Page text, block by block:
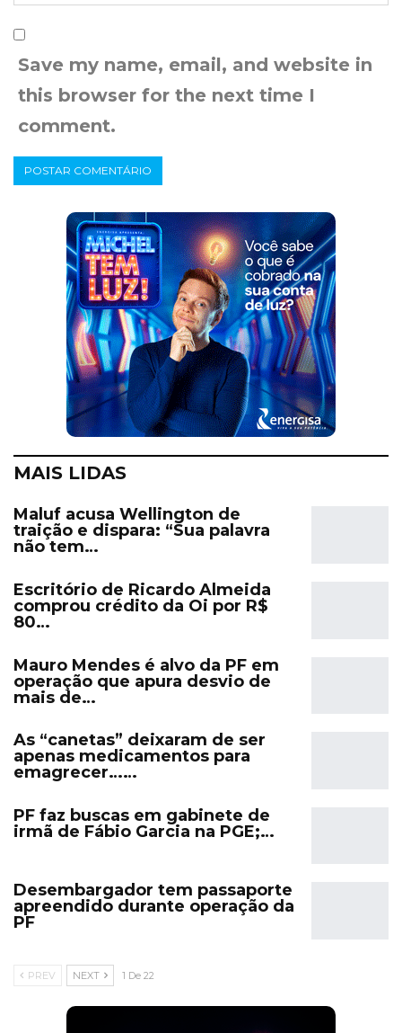
Save my name, email, and website in
this browser for the next time I
comment.
MAIS LIDAS
Maluf acusa Wellington de
traição e dispara: “Sua palavra
não tem…
Escritório de Ricardo Almeida
comprou crédito da Oi por R$
80…
Mauro Mendes é alvo da PF em
operação que apura desvio de
mais de…
As “canetas” deixaram de ser
apenas medicamentos para
emagrecer……
PF faz buscas em gabinete de
irmã de Fábio Garcia na PGE;…
Desembargador tem passaporte
apreendido durante operação da
PF
PREV NEXT 1 De 22